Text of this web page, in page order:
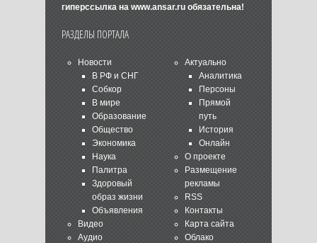
гиперссылка на www.ansar.ruобязательна!
РАЗДЕЛЫ ПОРТАЛА
Новости
В РФ и СНГ
Собкор
В мире
Образование
Общество
Экономика
Наука
Палитра
Здоровый
образ жизни
Объявления
Видео
Аудио
Актуально
Аналитика
Персоны
Прямой
путь
История
Онлайн
О проекте
Размещение
рекламы
RSS
Контакты
Карта сайта
Облако